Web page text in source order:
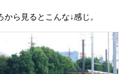
ら見るとこんな↓感じ。